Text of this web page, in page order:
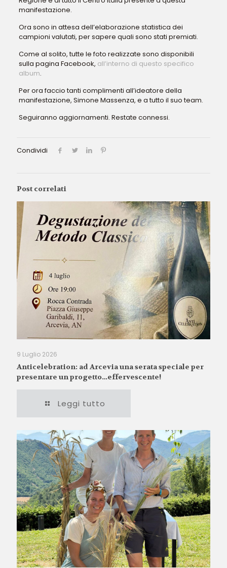
manifestazione.
Ora sono in attesa dell’elaborazione statistica dei
campioni valutati, per sapere quali sono stati premiati.
Come al solito, tutte le foto realizzate sono disponibili
sulla pagina Facebook, all’interno di questo specifico
album.
Per ora faccio tanti complimenti all’ideatore della
manifestazione, Simone Massenza, e a tutto il suo team.
Seguiranno aggiornamenti. Restate connessi.
Condividi
Post correlati
9 Luglio 2026
Anticelebration: ad Arcevia una serata speciale per
presentare un progetto…effervescente!
Leggi tutto